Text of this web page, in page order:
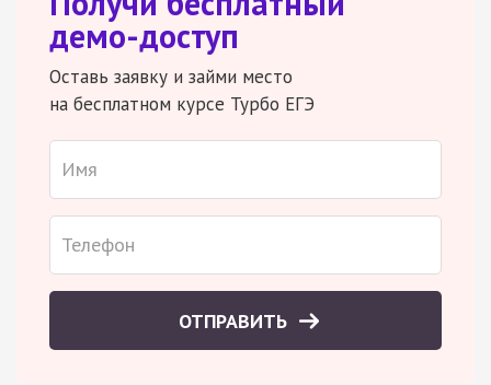
демо-доступ
Оставь заявку и займи место
на бесплатном курсе Турбо ЕГЭ
ОТПРАВИТЬ